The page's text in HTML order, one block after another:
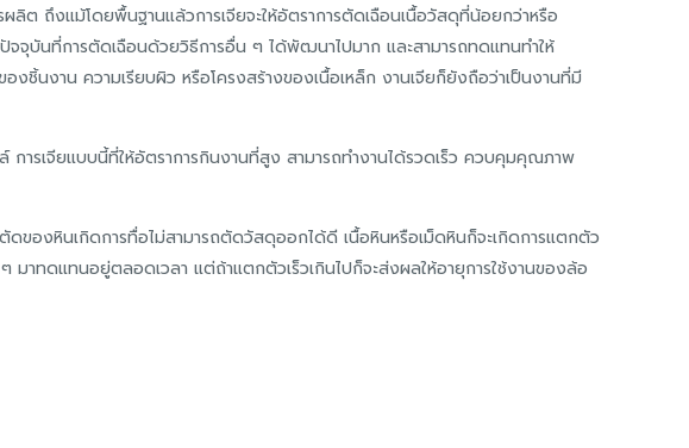
ต ถึงแม้โดยพื้นฐานแล้วการเจียจะให้อัตราการตัดเฉือนเนื้อวัสดุที่น้อยกว่าหรือ
จจุบันที่การตัดเฉือนด้วยวิธีการอื่น ๆ ได้พัฒนาไปมาก และสามารถทดแทนทำให้
ชิ้นงาน ความเรียบผิว หรือโครงสร้างของเนื้อเหล็ก งานเจียก็ยังถือว่าเป็นงานที่มี
การเจียแบบนี้ที่ให้อัตราการกินงานที่สูง สามารถทำงานได้รวดเร็ว ควบคุมคุณภาพ
องหินเกิดการทื่อไม่สามารถตัดวัสดุออกได้ดี เนื้อหินหรือเม็ดหินก็จะเกิดการแตกตัว
าทดแทนอยู่ตลอดเวลา แต่ถ้าแตกตัวเร็วเกินไปก็จะส่งผลให้อายุการใช้งานของล้อ